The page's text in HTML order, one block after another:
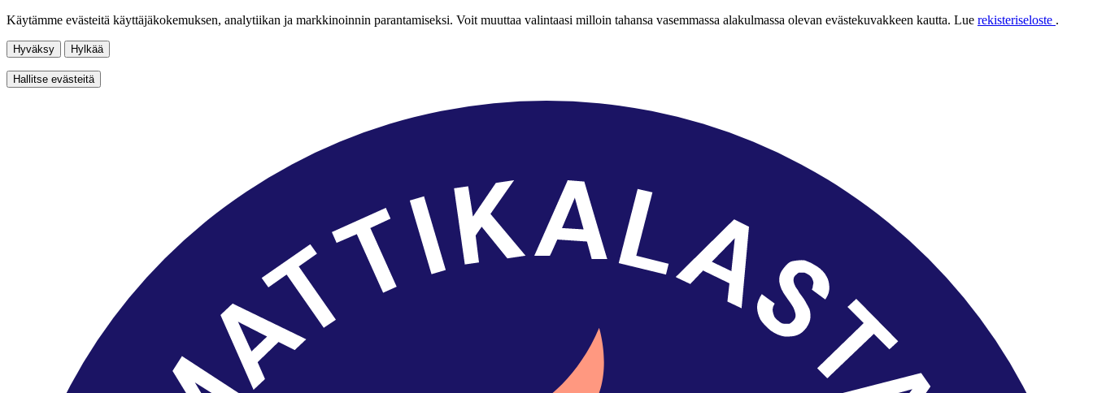
Käytämme evästeitä käyttäjäkokemuksen, analytiikan ja markkinoinnin parantamiseksi. Voit muuttaa valintaasi milloin tahansa vasemmassa alakulmassa olevan evästekuvakkeen kautta. Lue rekisteriseloste .
Hyväksy Hylkää
Hallitse evästeitä